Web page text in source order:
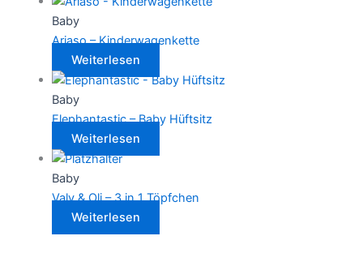
Baby
Ariaso – Kinderwagenkette
Weiterlesen
Baby
Elephantastic – Baby Hüftsitz
Weiterlesen
Baby
Valy & Oli – 3 in 1 Töpfchen
Weiterlesen